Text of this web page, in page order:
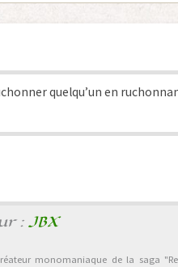
quelqu’un en
:JBX
monomaniaque de la saga